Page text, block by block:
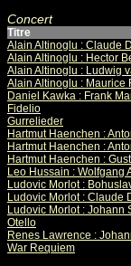
Concert
Titre
Alain Altinoglu : Claude
Alain Altinoglu : Hector
Alain Altinoglu : Ludwig
Alain Altinoglu : Maurice
Daniel Kawka : Frank
Fidelio
Gurrelieder
Hartmut Haenchen :
Hartmut Haenchen :
Hartmut Haenchen :
Leo Hussain : Wolfgang
Ludovic Morlot :
Ludovic Morlot : Claude
Ludovic Morlot : Johann
Otello
Renes Lawrence :
War Requiem